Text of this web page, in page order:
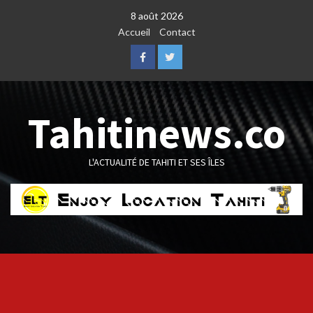
8 août 2026
Accueil
Contact
FacebookTwitter
Tahitinews.co
L'ACTUALITÉ DE TAHITI ET SES ÎLES